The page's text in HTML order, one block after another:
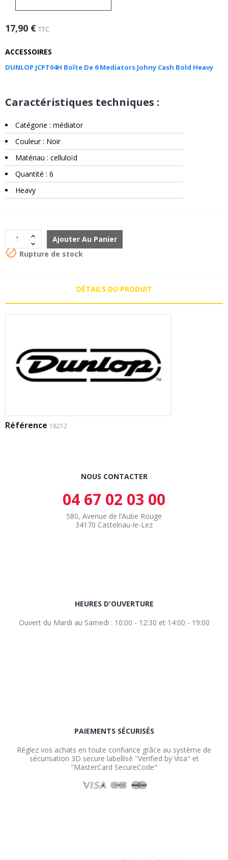
17,90 € TTC
ACCESSOIRES
DUNLOP JCPT04H Boîte De 6 Mediators Johny Cash Bold Heavy
Caractéristiques techniques :
Catégorie : médiator
Couleur : Noir
Matériau : celluloïd
Quantité : 6
Heavy
Ajouter Au Panier
 Rupture de stock
DÉTAILS DU PRODUIT
Référence 18212
NOUS CONTACTER
04 67 02 03 00
580, Avenue de l’Aube Rouge
34170 Castelnau-le-Lez
HEURES D'OUVERTURE
Ouvert du Mardi au Samedi : 10:00 - 12:30 et 14:00 - 19:00
PAIEMENTS SÉCURISÉS
Réglez vos achats en toute confiance grâce au système de
sécurisation 3D secure labellisé "Verified by Visa" et
"MasterCard SecureCode"